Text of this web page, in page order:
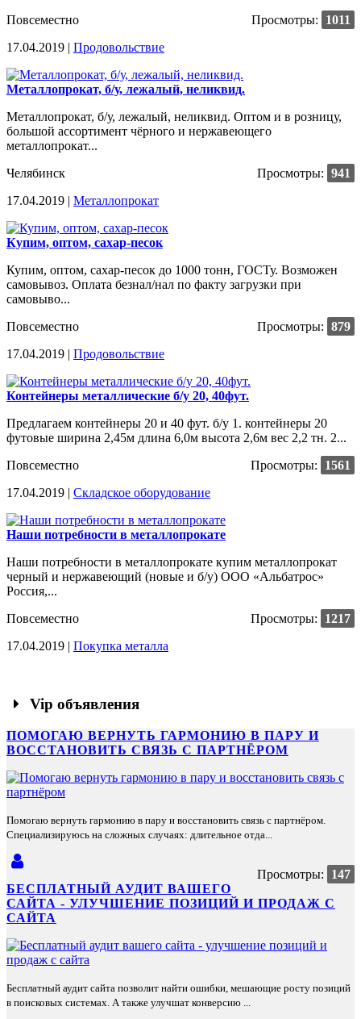
Повсеместно
Просмотры:
1011
17.04.2019 | Продовольствие
Металлопрокат, б/у, лежалый, неликвид.
Металлопрокат, б/у, лежалый, неликвид. Оптом и в розницу,
большой ассортимент чёрного и нержавеющего
металлопрокат...
Челябинск
Просмотры: 941
17.04.2019 | Металлопрокат
Купим, оптом, сахар-песок
Купим, оптом, сахар-песок до 1000 тонн, ГОСТу. Возможен
самовывоз. Оплата безнал/нал по факту загрузки при
самовыво...
Повсеместно
Просмотры: 879
17.04.2019 | Продовольствие
Контейнеры металлические б/у 20, 40фут.
Предлагаем контейнеры 20 и 40 фут. б/у 1. контейнеры 20
футовые ширина 2,45м длина 6,0м высота 2,6м вес 2,2 тн. 2...
Повсеместно
Просмотры:
1561
17.04.2019 | Cкладское оборудование
Наши потребности в металлопрокате
Наши потребности в металлопрокате купим металлопрокат
черный и нержавеющий (новые и б/у) ООО «Альбатрос»
Россия,...
Повсеместно
Просмотры:
1217
17.04.2019 | Покупка металла
Vip объявления
ПОМОГАЮ ВЕРНУТЬ ГАРМОНИЮ В ПАРУ И
ВОССТАНОВИТЬ СВЯЗЬ С ПАРТНЁРОМ
Помогаю вернуть гармонию в пару и восстановить связь с партнёром.
Специализируюсь на сложных случаях: длительное отда...
Просмотры:
147
БЕСПЛАТНЫЙ АУДИТ ВАШЕГО
САЙТА - УЛУЧШЕНИЕ ПОЗИЦИЙ И ПРОДАЖ С
САЙТА
Бесплатный аудит сайта позволит найти ошибки, мешающие росту позиций
в поисковых системах. А также улучшат конверсию ...